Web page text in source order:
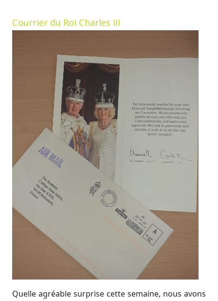
Courrier du Roi Charles III
Quelle agréable surprise cette semaine, nous avons